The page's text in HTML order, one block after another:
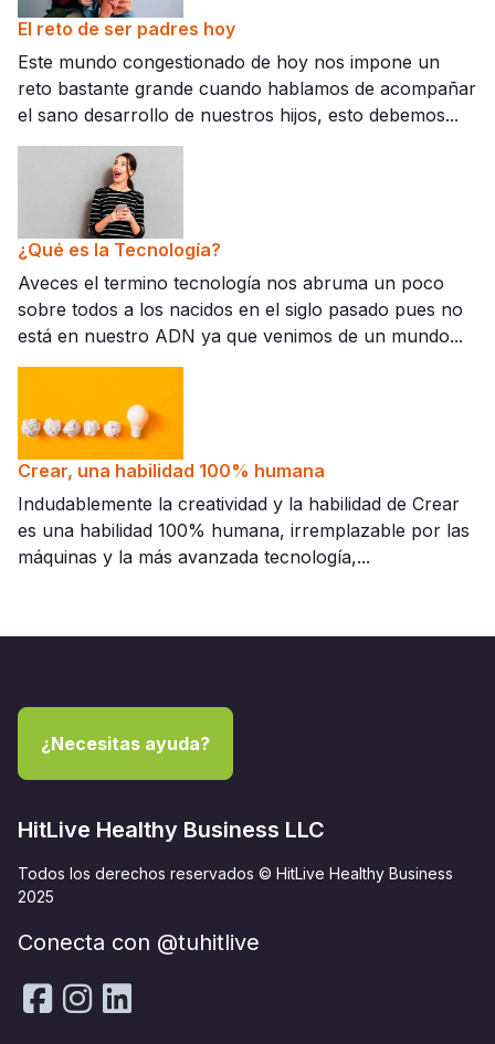
El reto de ser padres hoy
Este mundo congestionado de hoy nos impone un
reto bastante grande cuando hablamos de acompañar
el sano desarrollo de nuestros hijos, esto debemos...
¿Qué es la Tecnología?
Aveces el termino tecnología nos abruma un poco
sobre todos a los nacidos en el siglo pasado pues no
está en nuestro ADN ya que venimos de un mundo...
Crear, una habilidad 100% humana
Indudablemente la creatividad y la habilidad de Crear
es una habilidad 100% humana, irremplazable por las
máquinas y la más avanzada tecnología,...
¿Necesitas ayuda?
HitLive Healthy Business LLC
Todos los derechos reservados © HitLive Healthy Business
2025
Conecta con @tuhitlive